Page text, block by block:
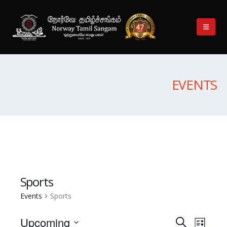
EVENTS
Sports
Events Sports
SearchEvent
Upcoming